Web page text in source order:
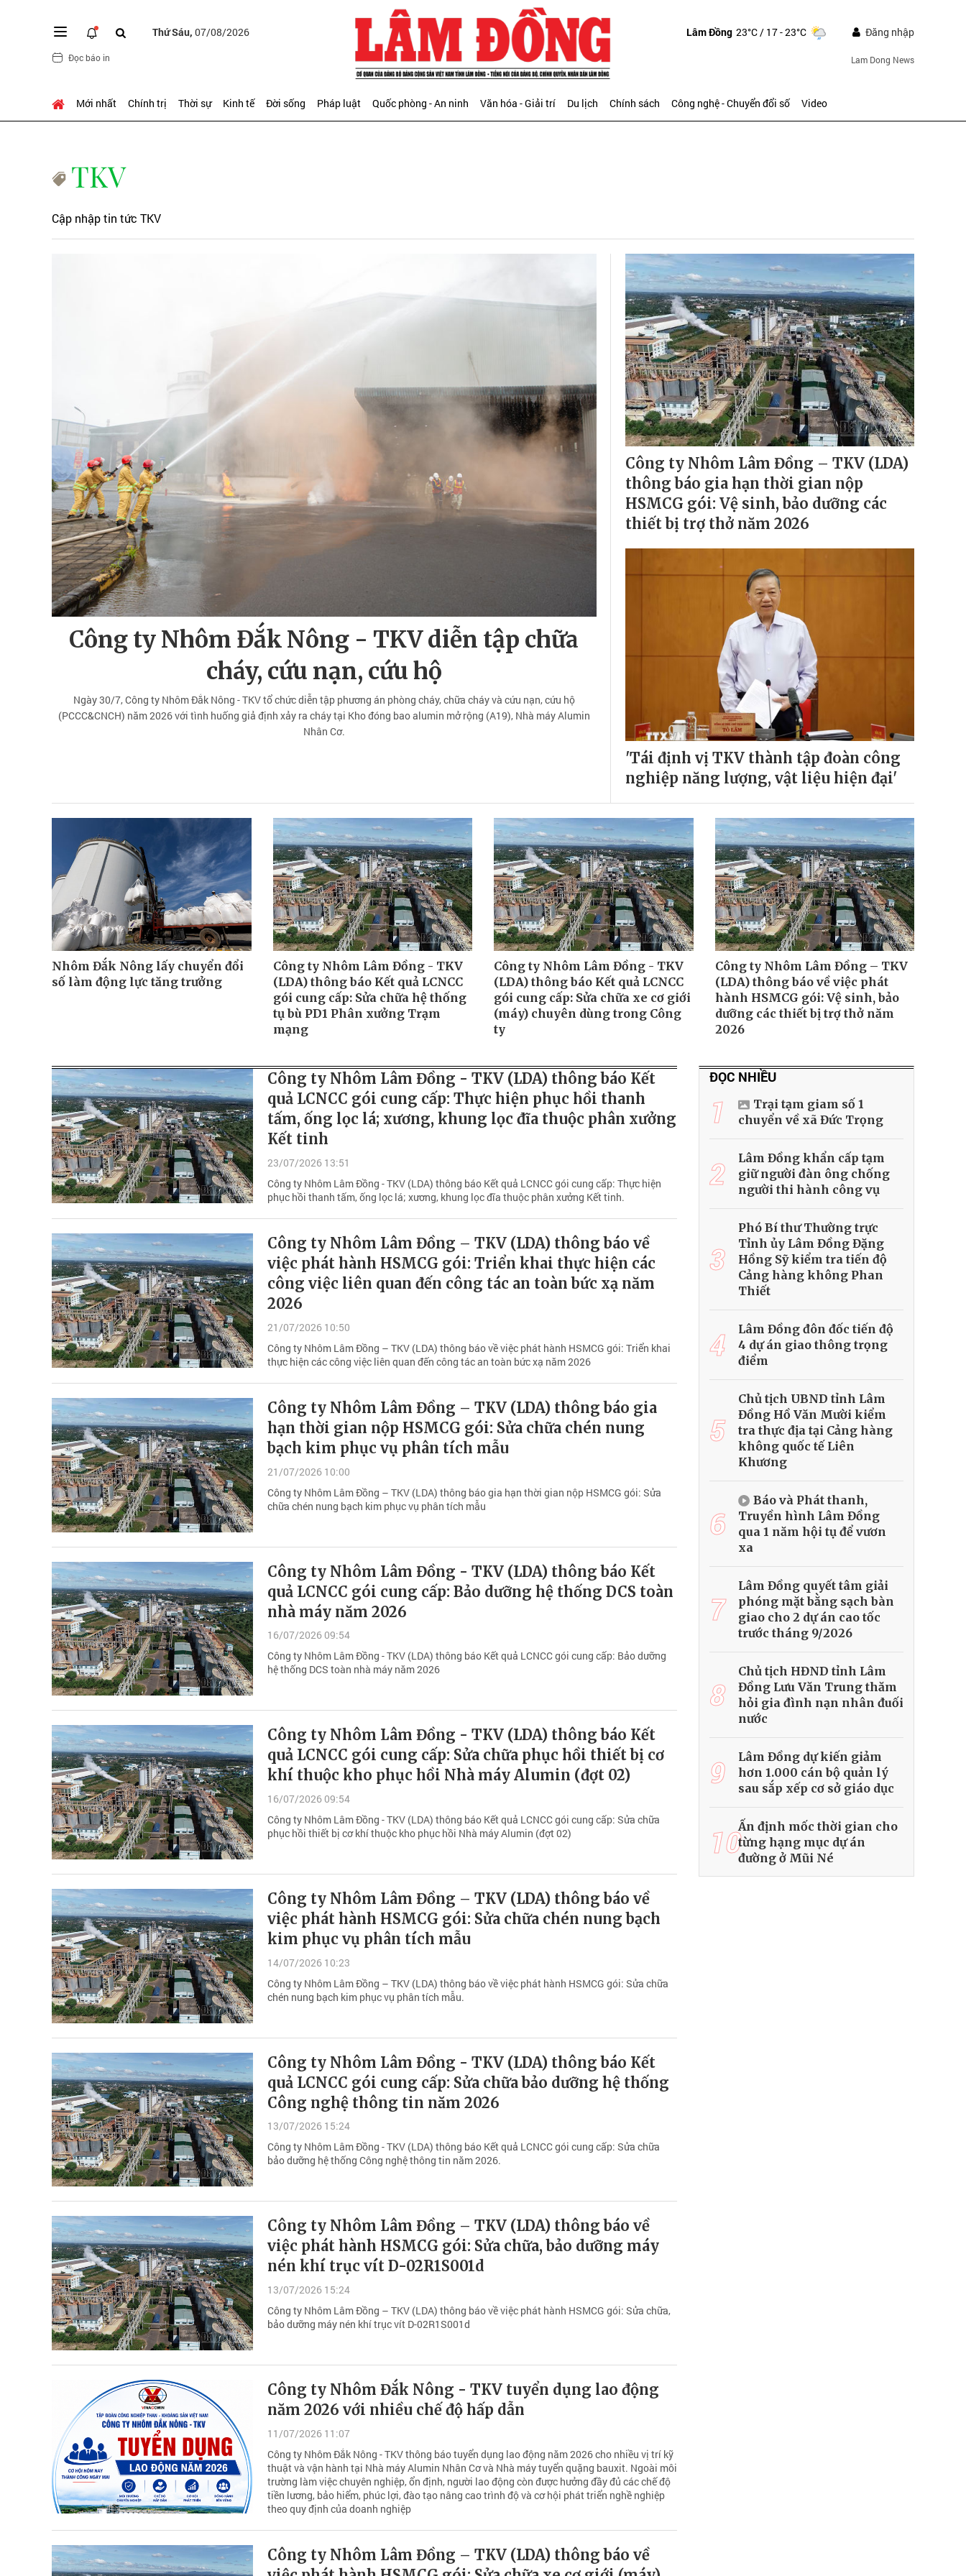
Thứ Sáu, 07/08/2026
Đọc báo in
Lâm Đồng 23°C/ 17 - 23°C Đăng nhập
Lam Dong News
Mới nhất Chính trị Thời sự Kinh tế Đời sống Pháp luật Quốc phòng - An ninh Văn hóa - Giải trí Du lịch Chính sách Công nghệ - Chuyển đổi số Video
TKV
Cập nhập tin tức TKV
Công ty Nhôm Đắk Nông - TKV diễn tập chữa
cháy, cứu nạn, cứu hộ
Ngày 30/7, Công ty Nhôm Đắk Nông - TKV tổ chức diễn tập phương án phòng cháy, chữa cháy và cứu nạn, cứu hộ
(PCCC&CNCH) năm 2026 với tình huống giả định xảy ra cháy tại Kho đóng bao alumin mở rộng (A19), Nhà máy Alumin
Nhân Cơ.
Công ty Nhôm Lâm Đồng – TKV (LDA)
thông báo gia hạn thời gian nộp
HSMCG gói: Vệ sinh, bảo dưỡng các
thiết bị trợ thở năm 2026
'Tái định vị TKV thành tập đoàn công
nghiệp năng lượng, vật liệu hiện đại'
Nhôm Đắk Nông lấy chuyển đổi
số làm động lực tăng trưởng
Công ty Nhôm Lâm Đồng - TKV
(LDA) thông báo Kết quả LCNCC
gói cung cấp: Sửa chữa hệ thống
tụ bù PD1 Phân xưởng Trạm
mạng
Công ty Nhôm Lâm Đồng - TKV
(LDA) thông báo Kết quả LCNCC
gói cung cấp: Sửa chữa xe cơ giới
(máy) chuyên dùng trong Công
ty
Công ty Nhôm Lâm Đồng – TKV
(LDA) thông báo về việc phát
hành HSMCG gói: Vệ sinh, bảo
dưỡng các thiết bị trợ thở năm
2026
Công ty Nhôm Lâm Đồng - TKV (LDA) thông báo Kết
quả LCNCC gói cung cấp: Thực hiện phục hồi thanh
tấm, ống lọc lá; xương, khung lọc đĩa thuộc phân xưởng
Kết tinh
23/07/2026 13:51
Công ty Nhôm Lâm Đồng - TKV (LDA) thông báo Kết quả LCNCC gói cung cấp: Thực hiện
phục hồi thanh tấm, ống lọc lá; xương, khung lọc đĩa thuộc phân xưởng Kết tinh.
Công ty Nhôm Lâm Đồng – TKV (LDA) thông báo về
việc phát hành HSMCG gói: Triển khai thực hiện các
công việc liên quan đến công tác an toàn bức xạ năm
2026
21/07/2026 10:50
Công ty Nhôm Lâm Đồng – TKV (LDA) thông báo về việc phát hành HSMCG gói: Triển khai
thực hiện các công việc liên quan đến công tác an toàn bức xạ năm 2026
Công ty Nhôm Lâm Đồng – TKV (LDA) thông báo gia
hạn thời gian nộp HSMCG gói: Sửa chữa chén nung
bạch kim phục vụ phân tích mẫu
21/07/2026 10:00
Công ty Nhôm Lâm Đồng – TKV (LDA) thông báo gia hạn thời gian nộp HSMCG gói: Sửa
chữa chén nung bạch kim phục vụ phân tích mẫu
Công ty Nhôm Lâm Đồng - TKV (LDA) thông báo Kết
quả LCNCC gói cung cấp: Bảo dưỡng hệ thống DCS toàn
nhà máy năm 2026
16/07/2026 09:54
Công ty Nhôm Lâm Đồng - TKV (LDA) thông báo Kết quả LCNCC gói cung cấp: Bảo dưỡng
hệ thống DCS toàn nhà máy năm 2026
Công ty Nhôm Lâm Đồng - TKV (LDA) thông báo Kết
quả LCNCC gói cung cấp: Sửa chữa phục hồi thiết bị cơ
khí thuộc kho phục hồi Nhà máy Alumin (đợt 02)
16/07/2026 09:54
Công ty Nhôm Lâm Đồng - TKV (LDA) thông báo Kết quả LCNCC gói cung cấp: Sửa chữa
phục hồi thiết bị cơ khí thuộc kho phục hồi Nhà máy Alumin (đợt 02)
Công ty Nhôm Lâm Đồng – TKV (LDA) thông báo về
việc phát hành HSMCG gói: Sửa chữa chén nung bạch
kim phục vụ phân tích mẫu
14/07/2026 10:23
Công ty Nhôm Lâm Đồng – TKV (LDA) thông báo về việc phát hành HSMCG gói: Sửa chữa
chén nung bạch kim phục vụ phân tích mẫu.
Công ty Nhôm Lâm Đồng - TKV (LDA) thông báo Kết
quả LCNCC gói cung cấp: Sửa chữa bảo dưỡng hệ thống
Công nghệ thông tin năm 2026
13/07/2026 15:24
Công ty Nhôm Lâm Đồng - TKV (LDA) thông báo Kết quả LCNCC gói cung cấp: Sửa chữa
bảo dưỡng hệ thống Công nghệ thông tin năm 2026.
Công ty Nhôm Lâm Đồng – TKV (LDA) thông báo về
việc phát hành HSMCG gói: Sửa chữa, bảo dưỡng máy
nén khí trục vít D-02R1S001d
13/07/2026 15:24
Công ty Nhôm Lâm Đồng – TKV (LDA) thông báo về việc phát hành HSMCG gói: Sửa chữa,
bảo dưỡng máy nén khí trục vít D-02R1S001d
Công ty Nhôm Đắk Nông - TKV tuyển dụng lao động
năm 2026 với nhiều chế độ hấp dẫn
11/07/2026 11:07
Công ty Nhôm Đắk Nông - TKV thông báo tuyển dụng lao động năm 2026 cho nhiều vị trí kỹ
thuật và vận hành tại Nhà máy Alumin Nhân Cơ và Nhà máy tuyển quặng bauxit. Ngoài môi
trường làm việc chuyên nghiệp, ổn định, người lao động còn được hưởng đầy đủ các chế độ
tiền lương, bảo hiểm, phúc lợi, đào tạo nâng cao trình độ và cơ hội phát triển nghề nghiệp
theo quy định của doanh nghiệp
Công ty Nhôm Lâm Đồng – TKV (LDA) thông báo về
ĐỌC NHIỀU
1
Trại tạm giam số 1
chuyển về xã Đức Trọng
2
Lâm Đồng khẩn cấp tạm
giữ người đàn ông chống
người thi hành công vụ
3
Phó Bí thư Thường trực
Tỉnh ủy Lâm Đồng Đặng
Hồng Sỹ kiểm tra tiến độ
Cảng hàng không Phan
Thiết
4
Lâm Đồng đôn đốc tiến độ
4 dự án giao thông trọng
điểm
5
Chủ tịch UBND tỉnh Lâm
Đồng Hồ Văn Mười kiểm
tra thực địa tại Cảng hàng
không quốc tế Liên
Khương
6
Báo và Phát thanh,
Truyền hình Lâm Đồng
qua 1 năm hội tụ để vươn
xa
7
Lâm Đồng quyết tâm giải
phóng mặt bằng sạch bàn
giao cho 2 dự án cao tốc
trước tháng 9/2026
8
Chủ tịch HĐND tỉnh Lâm
Đồng Lưu Văn Trung thăm
hỏi gia đình nạn nhân đuối
nước
9
Lâm Đồng dự kiến giảm
hơn 1.000 cán bộ quản lý
sau sắp xếp cơ sở giáo dục
10Ấn định mốc thời gian cho
từng hạng mục dự án
đường ở Mũi Né